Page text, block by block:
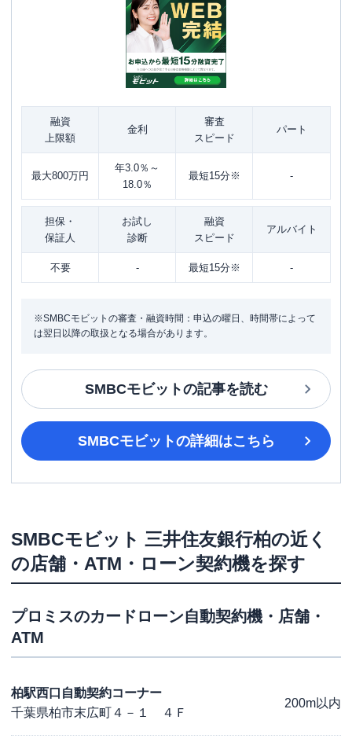
融資
上限額
金利
審査
スピード
パート
最大800万円
年3.0％～
18.0％
最短15分※ -
担保・
保証人
お試し
診断
融資
スピード
アルバイト
不要 - 最短15分※ -
※SMBCモビットの審査・融資時間：申込の曜日、時間帯によって
は翌日以降の取扱となる場合があります。
SMBCモビットの記事を読む
SMBCモビットの詳細はこちら
SMBCモビット 三井住友銀行柏の近く
の店舗・ATM・ローン契約機を探す
プロミスのカードローン自動契約機・店舗・
ATM
柏駅西口自動契約コーナー
千葉県柏市末広町４－１ ４Ｆ
200m以内